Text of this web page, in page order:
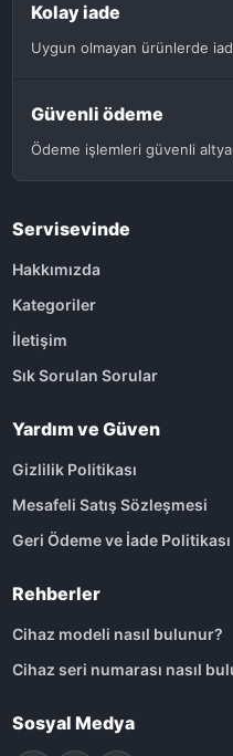
Kolay iade
Uygun olmayan ürünlerde
Güvenli ödeme
Ödeme işlemleri güvenli
Servisevinde
Hakkımızda
Kategoriler
İletişim
Sık Sorulan Sorular
Yardım ve Güven
Gizlilik Politikası
Mesafeli Satış Sözleşmesi
Geri Ödeme ve İade Politikası
Rehberler
Cihaz modeli nasıl bulunur?
Cihaz seri numarası nasıl
Sosyal Medya